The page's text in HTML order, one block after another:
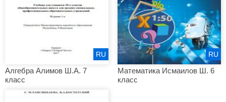
Алгебра Алимов Ш.А. 7
класс
RU
Математика Исмаилов Ш. 6
класс
RU